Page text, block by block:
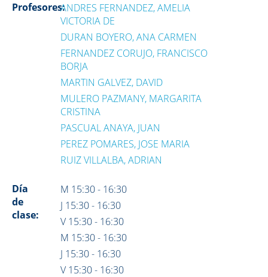
Profesores:ANDRES FERNANDEZ, AMELIA
VICTORIA DE
DURAN BOYERO, ANA CARMEN
FERNANDEZ CORUJO, FRANCISCO
BORJA
MARTIN GALVEZ, DAVID
MULERO PAZMANY, MARGARITA
CRISTINA
PASCUAL ANAYA, JUAN
PEREZ POMARES, JOSE MARIA
RUIZ VILLALBA, ADRIAN
Día
de
clase:
M 15:30 - 16:30
J 15:30 - 16:30
V 15:30 - 16:30
M 15:30 - 16:30
J 15:30 - 16:30
V 15:30 - 16:30